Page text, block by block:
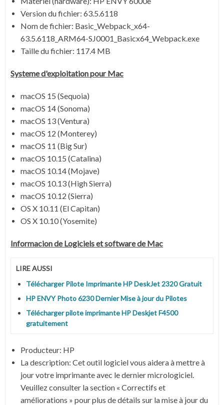
Version du fichier: 63.5.6118
Nom de fichier: Basic_Webpack_x64-
63.5.6118_ARM64-SJ0001_Basicx64_Webpack.exe
Taille du fichier: 117.4 MB
Systeme d'exploitation pour Mac
macOS 15 (Sequoia)
macOS 14 (Sonoma)
macOS 13 (Ventura)
macOS 12 (Monterey)
macOS 11 (Big Sur)
macOS 10.15 (Catalina)
macOS 10.14 (Mojave)
macOS 10.13 (High Sierra)
macOS 10.12 (Sierra)
OS X 10.11 (El Capitan)
OS X 10.10 (Yosemite)
Informacion de Logiciels et software de Mac
LIRE AUSSI
Télécharger Pilote Imprimante HP DeskJet 2320 Gratuit
HP ENVY Photo 6230 Dernier Mise à jour du Pilotes
Télécharger pilote imprimante HP Deskjet F4500
gratuitement
Producteur: HP
La description: Cet outil logiciel vous aidera à mettre à
jour votre imprimante avec le dernier micrologiciel.
Veuillez consulter la section « Correctifs et
améliorations » pour plus de détails sur la mise à jour du